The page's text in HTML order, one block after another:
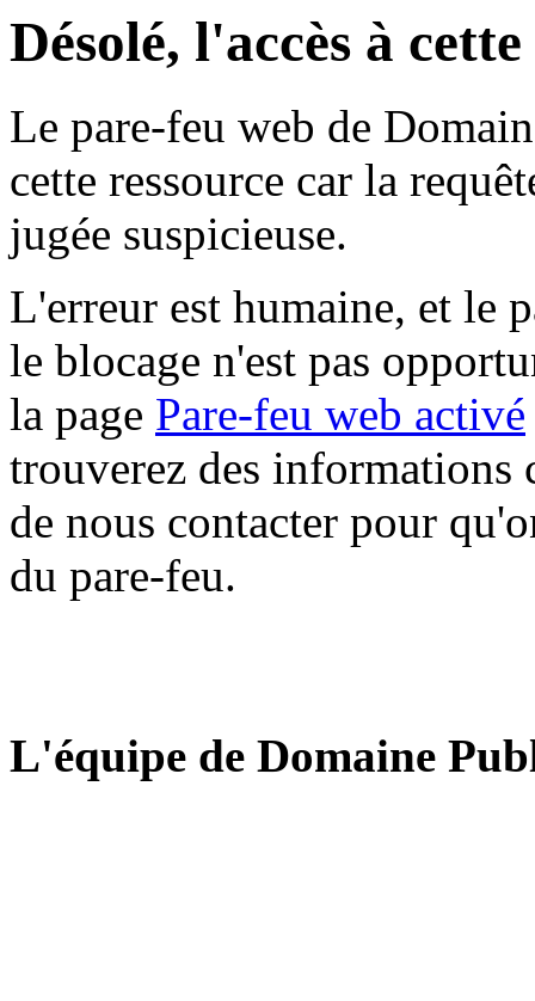
Désolé, l'accès à
Le pare-feu web de
cette ressource car la
jugée suspicieuse.
L'erreur est humaine, et le
le blocage n'est pas
la page Pare-feu web activé
trouverez des informations
de nous contacter pour
du pare-feu.
L'équipe de Domaine